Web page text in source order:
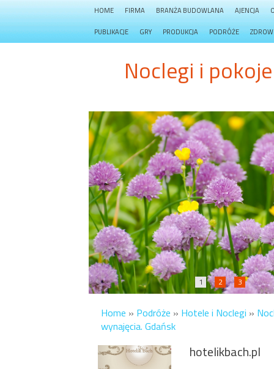
HOME FIRMA BRANŻA BUDOWLANA AJENCJA
PUBLIKACJE GRY PRODUKCJA PODRÓŻE
Noclegi i
1 2 3
Home » Podróże » Hotele i Noclegi »
wynajęcia. Gdańsk
hotelikbach.pl